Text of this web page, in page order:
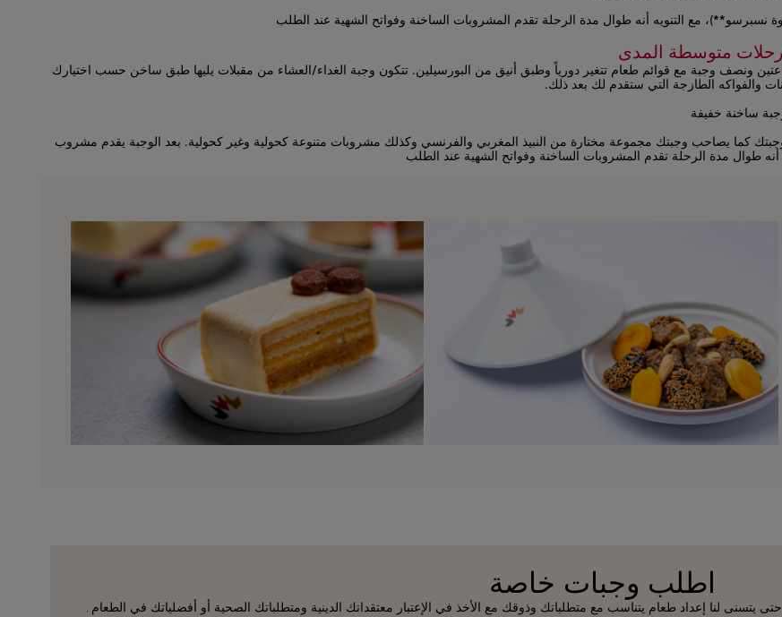
مع التنويه أنه طوال مدة الرحلة تقدم المشروبات الساخنة وفواتح الشهية عند الطلب
متوسطة المدى
ونصف وجبة مع قوائم طعام تتغير دورياً وطبق أنيق من البورسيلين. تتكون وجبة الغداء/العشاء من مقبلات يليها طبق ساخن حسب اختيارك
والفواكه الطازجة التي ستقدم لك بعد ذلك.
ساخنة خفيفة
كما يصاحب وجبتك مجموعة مختارة من النبيذ المغربي والفرنسي وكذلك مشروبات متنوعة كحولية وغير كحولية. بعد الوجبة يقدم مشروب
طوال مدة الرحلة تقدم المشروبات الساخنة وفواتح الشهية عند الطلب
اطلب وجبات خاصة
حتى يتسنى لنا إعداد طعام يتناسب مع متطلباتك وذوقك مع الأخذ في الإعتبار معتقداتك الدينية ومتطلباتك الصحية أو أفضلياتك في الطعام .